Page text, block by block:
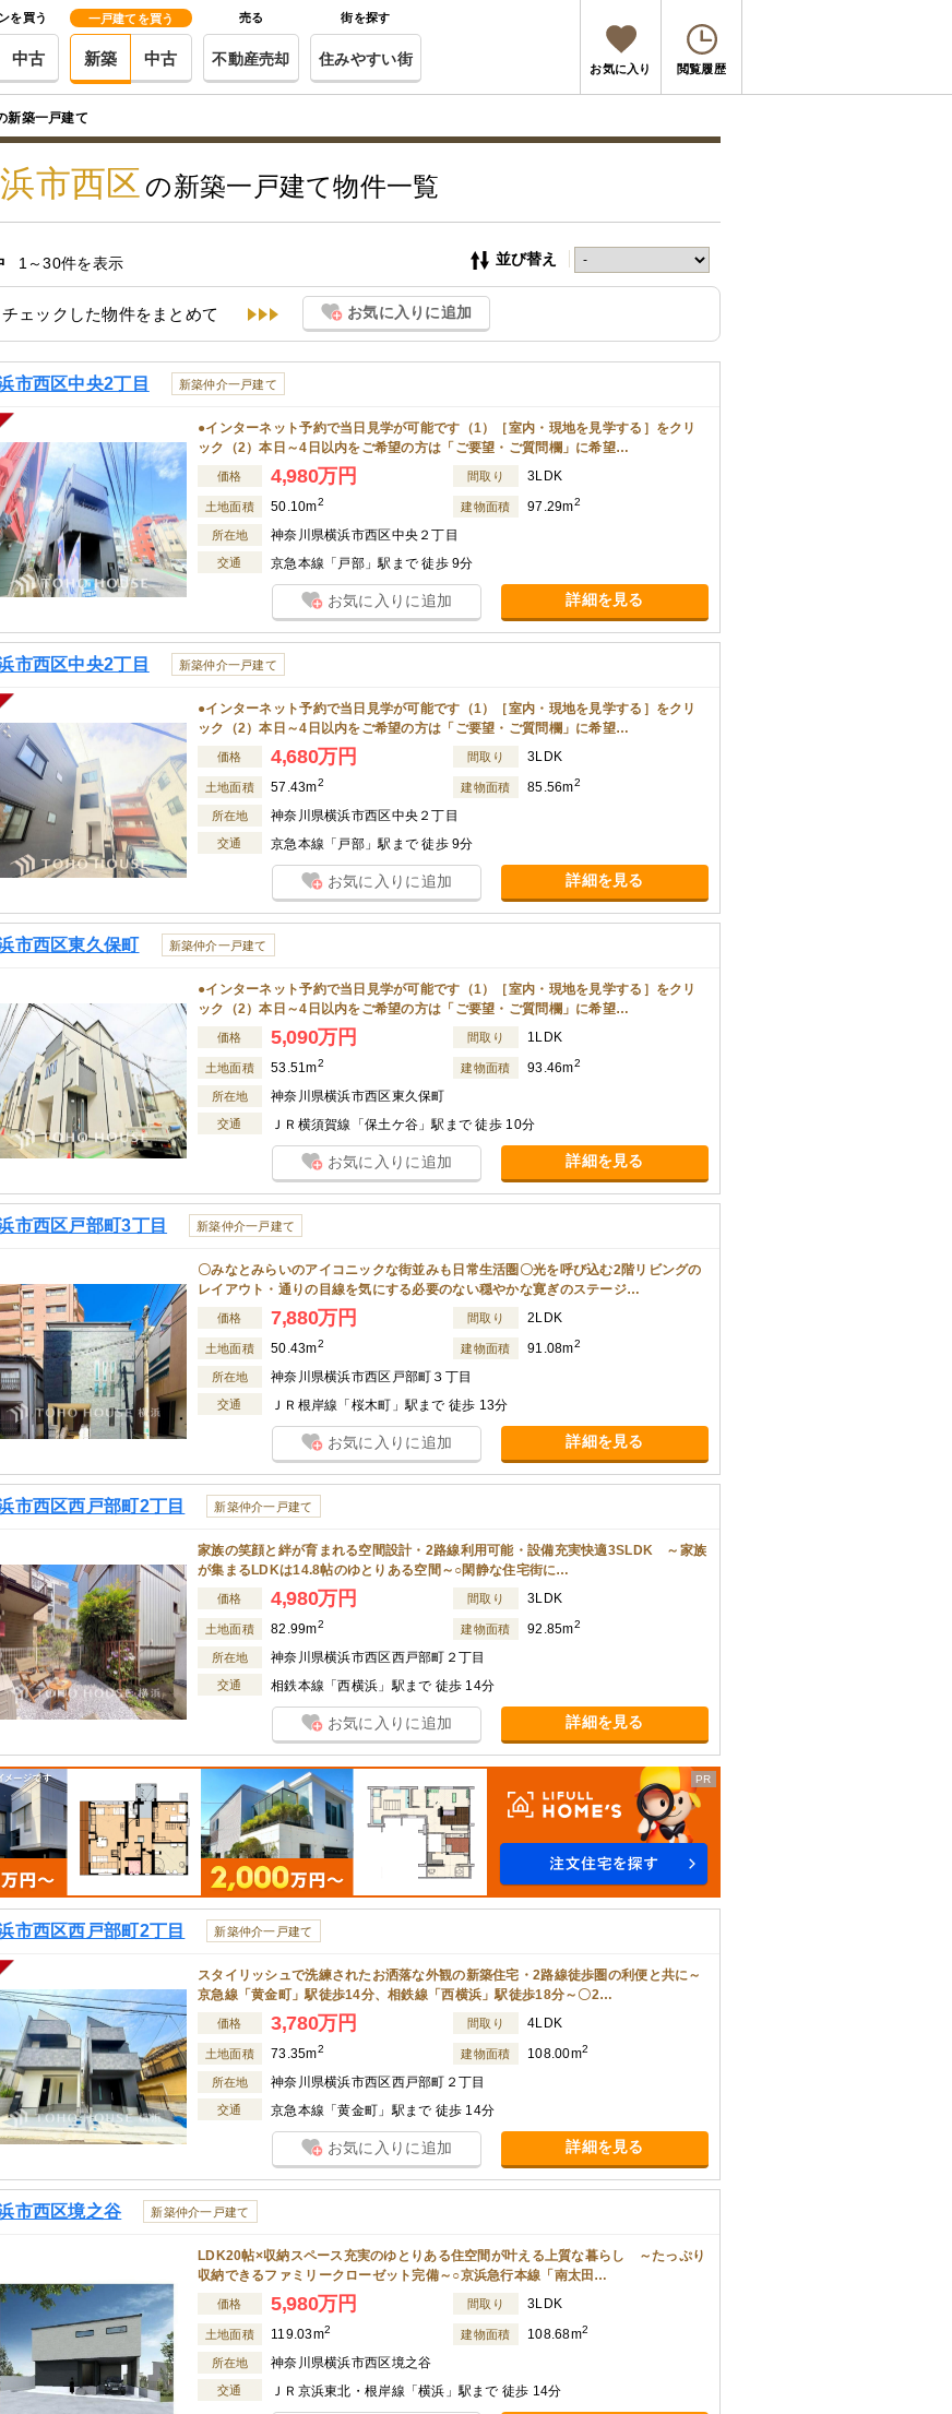
を買う
中古
一戸建てを買う
新築 中古
売る
不動産売却
街を探す
住みやすい街
お気に入り 閲覧履歴
新築一戸建て
市西区 の新築一戸建て物件一覧
1～30件を表示 並び替え
チェックした物件をまとめて お気に入りに追加
市西区中央2丁目 新築仲介一戸建て
●インターネット予約で当日見学が可能です（1）［室内・現地を見学する］をクリ
ック（2）本日～4日以内をご希望の方は「ご要望・ご質問欄」に希望…
価格 4,980万円 間取り 3LDK
土地面積 50.10m2 建物面積 97.29m2
所在地 神奈川県横浜市西区中央２丁目
交通 京急本線「戸部」駅まで 徒歩 9分
お気に入りに追加 詳細を見る
市西区中央2丁目 新築仲介一戸建て
●インターネット予約で当日見学が可能です（1）［室内・現地を見学する］をクリ
ック（2）本日～4日以内をご希望の方は「ご要望・ご質問欄」に希望…
価格 4,680万円 間取り 3LDK
土地面積 57.43m2 建物面積 85.56m2
所在地 神奈川県横浜市西区中央２丁目
交通 京急本線「戸部」駅まで 徒歩 9分
お気に入りに追加 詳細を見る
市西区東久保町 新築仲介一戸建て
●インターネット予約で当日見学が可能です（1）［室内・現地を見学する］をクリ
ック（2）本日～4日以内をご希望の方は「ご要望・ご質問欄」に希望…
価格 5,090万円 間取り 1LDK
土地面積 53.51m2 建物面積 93.46m2
所在地 神奈川県横浜市西区東久保町
交通 ＪＲ横須賀線「保土ケ谷」駅まで 徒歩 10分
お気に入りに追加 詳細を見る
市西区戸部町3丁目 新築仲介一戸建て
〇みなとみらいのアイコニックな街並みも日常生活圏〇光を呼び込む2階リビングの
レイアウト・通りの目線を気にする必要のない穏やかな寛ぎのステージ…
価格 7,880万円 間取り 2LDK
土地面積 50.43m2 建物面積 91.08m2
所在地 神奈川県横浜市西区戸部町３丁目
交通 ＪＲ根岸線「桜木町」駅まで 徒歩 13分
お気に入りに追加 詳細を見る
市西区西戸部町2丁目 新築仲介一戸建て
家族の笑顔と絆が育まれる空間設計・2路線利用可能・設備充実快適3SLDK ～家族
が集まるLDKは14.8帖のゆとりある空間～○閑静な住宅街に…
価格 4,980万円 間取り 3LDK
土地面積 82.99m2 建物面積 92.85m2
所在地 神奈川県横浜市西区西戸部町２丁目
交通 相鉄本線「西横浜」駅まで 徒歩 14分
お気に入りに追加 詳細を見る
市西区西戸部町2丁目 新築仲介一戸建て
スタイリッシュで洗練されたお洒落な外観の新築住宅・2路線徒歩圏の利便と共に～
京急線「黄金町」駅徒歩14分、相鉄線「西横浜」駅徒歩18分～〇2…
価格 3,780万円 間取り 4LDK
土地面積 73.35m2 建物面積 108.00m2
所在地 神奈川県横浜市西区西戸部町２丁目
交通 京急本線「黄金町」駅まで 徒歩 14分
お気に入りに追加 詳細を見る
市西区境之谷 新築仲介一戸建て
LDK20帖×収納スペース充実のゆとりある住空間が叶える上質な暮らし ～たっぷり
収納できるファミリークローゼット完備～○京浜急行本線「南太田…
価格 5,980万円 間取り 3LDK
土地面積 119.03m2 建物面積 108.68m2
所在地 神奈川県横浜市西区境之谷
交通 ＪＲ京浜東北・根岸線「横浜」駅まで 徒歩 14分